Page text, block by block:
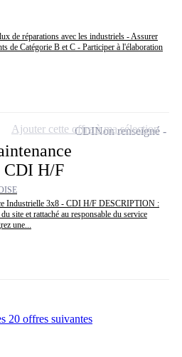
de réparations avec les industriels - Assurer
de Catégorie B et C - Participer à l'élaboration
CDI H/F
Industrielle 3x8 - CDI H/F DESCRIPTION :
site et rattaché au responsable du service
une...
CDINon renseigné
Ajouter cette offre à ma sélection
20 offres suivantes